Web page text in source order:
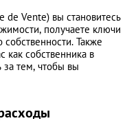
de Vente) вы становитесь
получаете ключи
Также
как собственника в
тем, чтобы вы